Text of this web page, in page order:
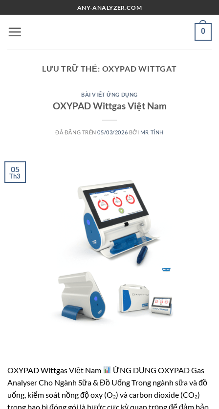
đến
nội
ANY-ANALYZER.COM
0
LƯU TRỮ THẺ: OXYPAD WITTGAT
BÀI VIẾT ỨNG DỤNG
OXYPAD Wittgas Việt Nam
ĐÃ ĐĂNG TRÊN05/03/2026 BỞI MR TÍNH
05
Th3
OXYPAD Wittgas Việt Nam
ỨNG DỤNG OXYPAD Gas
Analyser Cho Ngành Sữa & Đồ Uống Trong ngành sữa và đồ
uống, kiểm soát nồng độ oxy (O₂) và carbon dioxide (CO₂)
trong bao bì đóng gói là bước cực kỳ quan trọng để đảm bảo